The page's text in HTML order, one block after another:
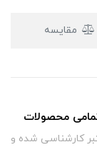
مقایسه
محصولات
کارشناسی شده و